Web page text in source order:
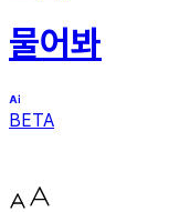
물어봐
BETA